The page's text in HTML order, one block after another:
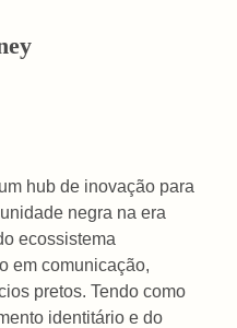
hub de inovação para
negra na era
ecossistema
em comunicação,
pretos. Tendo como
identitário e do